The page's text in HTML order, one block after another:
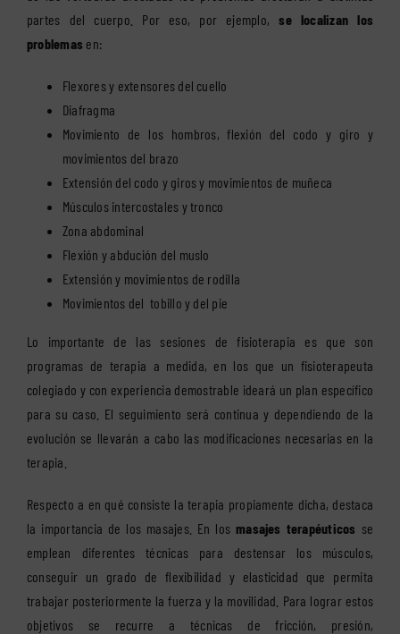
partes del cuerpo. Por eso, por ejemplo, se localizan los
problemas en:
Flexores y extensores del cuello
Diafragma
Movimiento de los hombros, flexión del codo y giro y
movimientos del brazo
Extensión del codo y giros y movimientos de muñeca
Músculos intercostales y tronco
Zona abdominal
Flexión y abdución del muslo
Extensión y movimientos de rodilla
Movimientos del tobillo y del pie
Lo importante de las sesiones de fisioterapia es que son
programas de terapia a medida, en los que un fisioterapeuta
colegiado y con experiencia demostrable ideará un plan específico
para su caso. El seguimiento será continua y dependiendo de la
evolución se llevarán a cabo las modificaciones necesarias en la
terapia.
Respecto a en qué consiste la terapia propiamente dicha, destaca
la importancia de los masajes. En los masajes terapéuticos se
emplean diferentes técnicas para destensar los músculos,
conseguir un grado de flexibilidad y elasticidad que permita
trabajar posteriormente la fuerza y la movilidad. Para lograr estos
objetivos se recurre a técnicas de fricción, presión,